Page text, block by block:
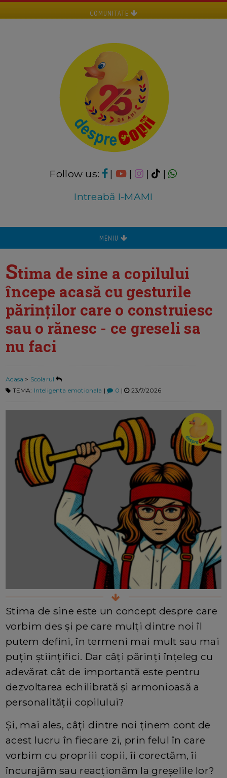
COMUNITATE
Follow us: | | |
|
Intreabă I-MAMI
MENIU
Stima de sine a copilului
începe acasă cu gesturile
părinților care o construiesc
sau o rănesc - ce greseli sa
nu faci
Acasa > Scolarul
TEMA: Inteligenta emotionala | 0 | 23/7/2026
Stima de sine este un concept despre care
vorbim des și pe care mulți dintre noi îl
putem defini, în termeni mai mult sau mai
puțin științifici. Dar câți părinți înțeleg cu
adevărat cât de importantă este pentru
dezvoltarea echilibrată și armonioasă a
personalității copilului?
Și, mai ales, câți dintre noi ținem cont de
acest lucru în fiecare zi, prin felul în care
vorbim cu propriii copii, îi corectăm, îi
încurajăm sau reacționăm la greșelile lor?